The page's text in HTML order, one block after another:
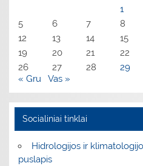
1
5
6 7 8
12
13 14 15
19
20 21 22
26
27 28 29
« Gru
Vas »
Socialiniai tinklai
Hidrologijos ir
puslapis